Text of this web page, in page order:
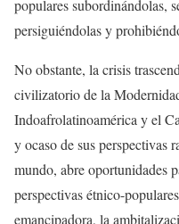
populares subordinándolas,
persiguiéndolas y
No obstante, la crisis
civilizatorio de la
Indoafrolatinoamérica y el
y ocaso de sus perspectivas
mundo, abre oportunidades
perspectivas étnico-
emancipadora, la